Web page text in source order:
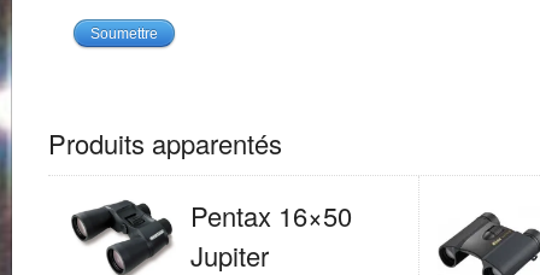
Produits apparentés
Pentax 16×50
Jupiter